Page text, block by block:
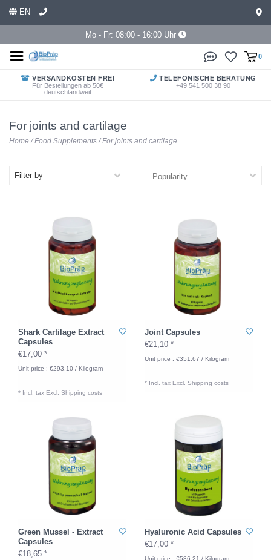
EN
Mo - Fr: 08:00 - 16:00 Uhr
0
VERSANDKOSTEN FREI
Für Bestellungen ab 50€
deutschlandweit
TELEFONISCHE BERATUNG
+49 541 500 38 90
For joints and cartilage
Home/Food Supplements/For joints and cartilage
Filter by
Shark Cartilage Extract
Capsules
€17,00 *
Unit price : €293,10 / Kilogram
* Incl. tax Excl. Shipping costs
Joint Capsules
€21,10 *
Unit price : €351,67 / Kilogram
* Incl. tax Excl. Shipping costs
Green Mussel - Extract
Capsules
€18,65 *
Hyaluronic Acid Capsules
€17,00 *
Unit price : €586,21 / Kilogram